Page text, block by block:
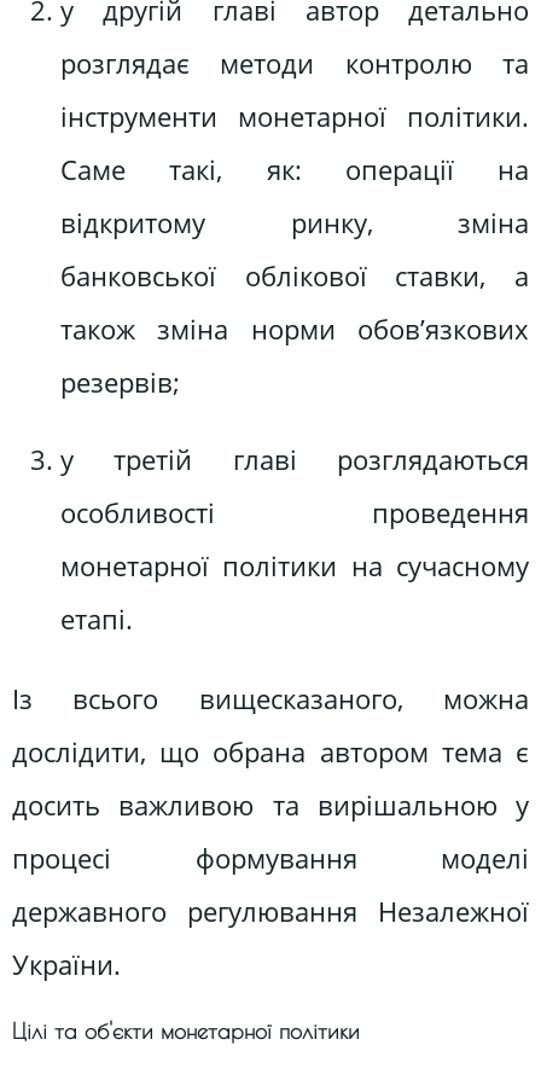
у другій главі автор детально
розглядає методи контролю та
інструменти монетарної політики.
Саме такі, як: операції на
відкритому ринку, зміна
банковської облікової ставки, а
також зміна норми обов’язкових
резервів;
у третій главі розглядаються
особливості проведення
монетарної політики на сучасному
етапі.
Із всього вищесказаного, можна
дослідити, що обрана автором тема є
досить важливою та вирішальною у
процесі формування моделі
державного регулювання Незалежної
України.
Цілі та об'єкти монетарної політики